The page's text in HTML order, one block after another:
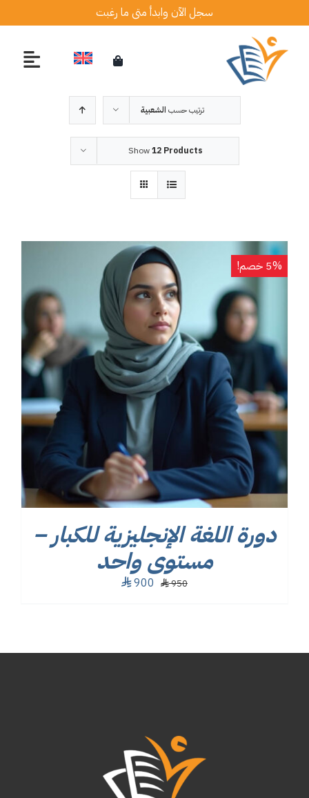
to
content
سجل الآن وابدأ متى ما رغبت
ترتيب حسب الشعبية
Show12 Products
5% خصم!
دورة اللغة الإنجليزية للكبار –
مستوى واحد
⃁950
السعر
الأصلي
⃁900
الحالي